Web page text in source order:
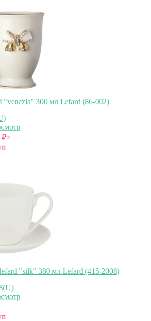
"venezia" 300 мл Lefard (86-002)
₽×
"silk" 380 мл Lefard (415-2008)